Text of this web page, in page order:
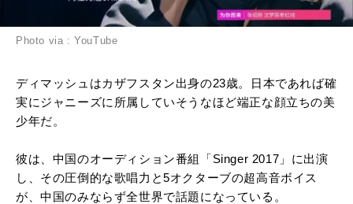
Photo via : YouTube
ディマッシュはカザフスタン出身の23歳。日本であれば確
実にジャニーズに所属していそうなほど端正な顔立ちの美
少年だ。
彼は、中国のオーディション番組「Singer 2017」に出演
し、その圧倒的な歌唱力と5オクターブの超高音ボイス
が、中国のみならず全世界で話題になっている。